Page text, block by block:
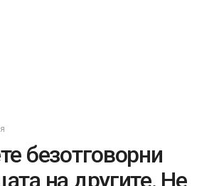
безотговорни
на другите. Не